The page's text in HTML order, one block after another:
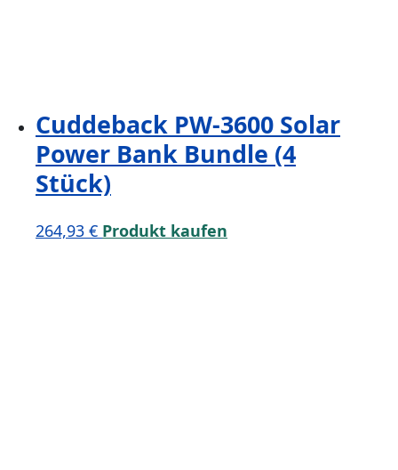
Cuddeback PW-3600 Solar
Power Bank Bundle (4
Stück)
264,93 € Produkt kaufen